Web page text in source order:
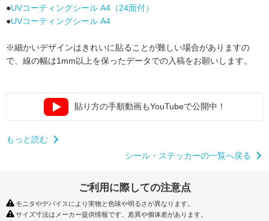
●UVコーティングシール A4（24面付）
●UVコーティングシール A4
※細かいデザインはきれいに貼ることが難しい場合がありますの
で、 線の幅は1mm以上を保ったデータでの入稿をお願いします。
貼り方の手順動画もYouTubeで公開中！
もっと読む
シール・ステッカーの一覧へ戻る
ご利用に際しての注意点
モニタやデバイスにより実物と色味や明るさが異なります。
サイズ寸法はメーカー提供情報です。差異や個体差があります。